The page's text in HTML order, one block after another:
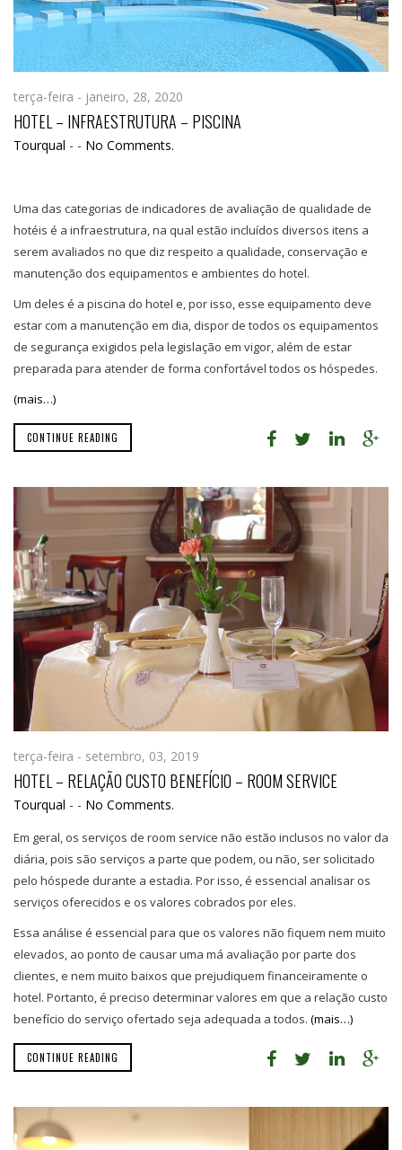
terça-feira - janeiro, 28, 2020
HOTEL – INFRAESTRUTURA – PISCINA
Tourqual - - No Comments.
Uma das categorias de indicadores de avaliação de qualidade de
hotéis é a infraestrutura, na qual estão incluídos diversos itens a
serem avaliados no que diz respeito a qualidade, conservação e
manutenção dos equipamentos e ambientes do hotel.
Um deles é a piscina do hotel e, por isso, esse equipamento deve
estar com a manutenção em dia, dispor de todos os equipamentos
de segurança exigidos pela legislação em vigor, além de estar
preparada para atender de forma confortável todos os hóspedes.
(mais…)
CONTINUE READING
terça-feira - setembro, 03, 2019
HOTEL – RELAÇÃO CUSTO BENEFÍCIO – ROOM SERVICE
Tourqual - - No Comments.
Em geral, os serviços de room service não estão inclusos no valor da
diária, pois são serviços a parte que podem, ou não, ser solicitado
pelo hóspede durante a estadia. Por isso, é essencial analisar os
serviços oferecidos e os valores cobrados por eles.
Essa análise é essencial para que os valores não fiquem nem muito
elevados, ao ponto de causar uma má avaliação por parte dos
clientes, e nem muito baixos que prejudiquem financeiramente o
hotel. Portanto, é preciso determinar valores em que a relação custo
benefício do serviço ofertado seja adequada a todos. (mais…)
CONTINUE READING